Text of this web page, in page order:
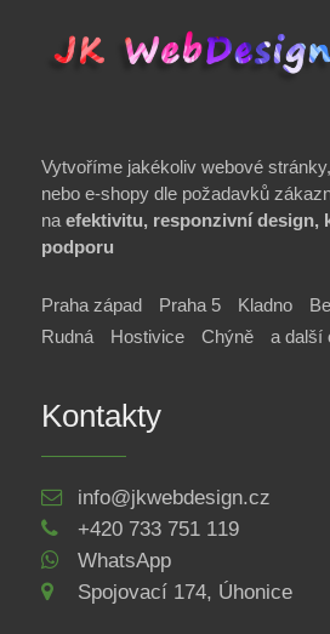
Vytvoříme jakékoliv webové
nebo e-shopy dle požadavků
na efektivitu, responzivní design,
podporu
Praha západ Praha 5 Kladno
Rudná
Hostivice Chýně a další
Kontakty
info@jkwebdesign.cz
+420 733 751 119
WhatsApp
Spojovací 174, Úhonice